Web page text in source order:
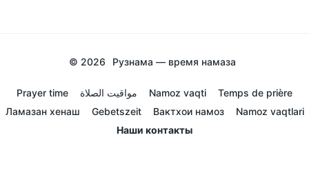
© 2026 Рузнама — время намаза
Prayer time مواقيت الصلاة Namoz vaqti
Temps de prière
Ламазан хенаш
Gebetszeit Вактхои намоз
Namoz vaqtlari
Наши контакты